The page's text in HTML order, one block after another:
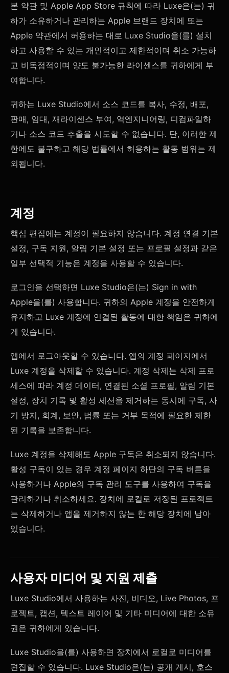
본 약관 및 Apple App Store 규칙에 따라 Luxe은(는) 귀
하가 소유하거나 관리하는 Apple 브랜드 장치에 또는
Apple 약관에서 허용하는 대로 Luxe Studio을(를) 설치
하고 사용할 수 있는 개인적이고 제한적이며 취소 가능하
고 비독점적이며 양도 불가능한 라이센스를 귀하에게 부
여합니다.
귀하는 Luxe Studio에서 소스 코드를 복사, 수정, 배포,
판매, 임대, 재라이센스 부여, 역엔지니어링, 디컴파일하
거나 소스 코드 추출을 시도할 수 없습니다. 단, 이러한 제
한에도 불구하고 해당 법률에서 허용하는 활동 범위는 제
외됩니다.
계정
핵심 편집에는 계정이 필요하지 않습니다. 계정 연결 기본
설정, 구독 지원, 알림 기본 설정 또는 프로필 설정과 같은
일부 선택적 기능은 계정을 사용할 수 있습니다.
로그인을 선택하면 Luxe Studio은(는) Sign in with
Apple을(를) 사용합니다. 귀하의 Apple 계정을 안전하게
유지하고 Luxe 계정에 연결된 활동에 대한 책임은 귀하에
게 있습니다.
앱에서 로그아웃할 수 있습니다. 앱의 계정 페이지에서
Luxe 계정을 삭제할 수 있습니다. 계정 삭제는 삭제 프로
세스에 따라 계정 데이터, 연결된 소셜 프로필, 알림 기본
설정, 장치 기록 및 활성 세션을 제거하는 동시에 구독, 사
기 방지, 회계, 보안, 법률 또는 거부 목적에 필요한 제한
된 기록을 보존합니다.
Luxe 계정을 삭제해도 Apple 구독은 취소되지 않습니다.
활성 구독이 있는 경우 계정 페이지 하단의 구독 버튼을
사용하거나 Apple의 구독 관리 도구를 사용하여 구독을
관리하거나 취소하세요. 장치에 로컬로 저장된 프로젝트
는 삭제하거나 앱을 제거하지 않는 한 해당 장치에 남아
있습니다.
사용자 미디어 및 지원 제출
Luxe Studio에서 사용하는 사진, 비디오, Live Photos, 프
로젝트, 캡션, 텍스트 레이어 및 기타 미디어에 대한 소유
권은 귀하에게 있습니다.
Luxe Studio을(를) 사용하면 장치에서 로컬로 미디어를
편집할 수 있습니다. Luxe Studio은(는) 공개 게시, 호스